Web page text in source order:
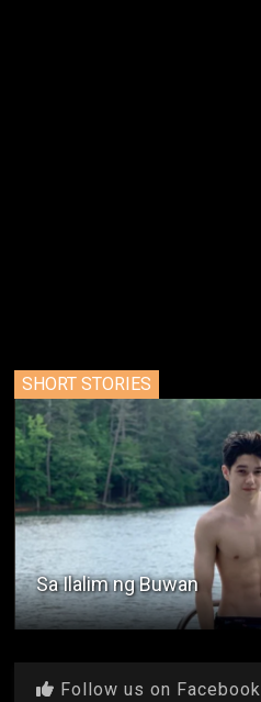
SHORT STORIES
Matalik Na Magkaibigan
Follow us on Facebook